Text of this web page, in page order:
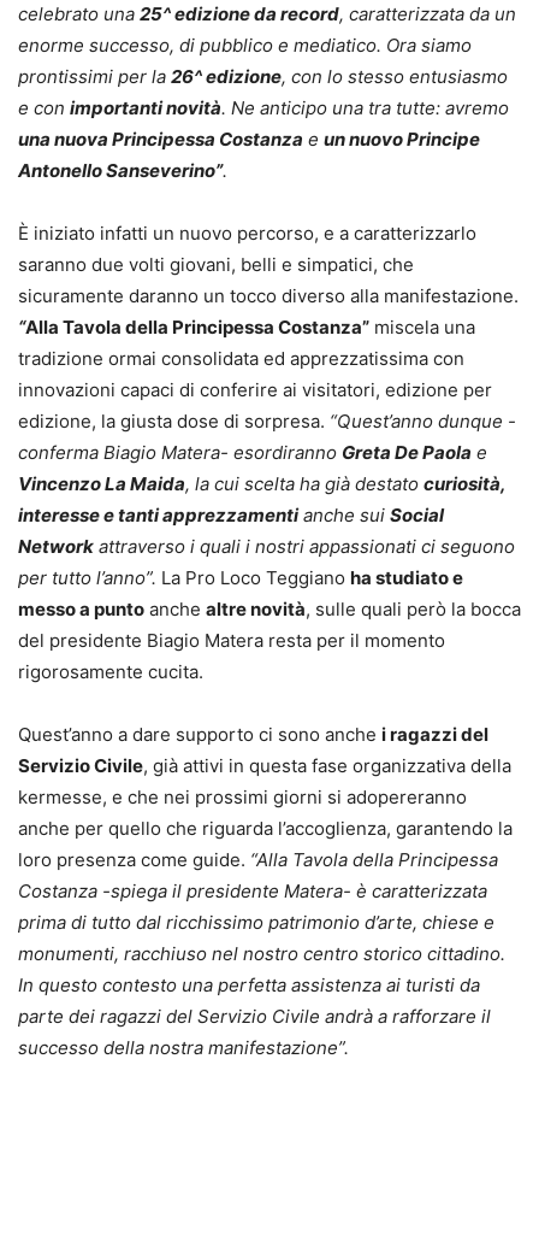
celebrato una 25^ edizione da record, caratterizzata da un
enorme successo, di pubblico e mediatico. Ora siamo
prontissimi per la 26^ edizione, con lo stesso entusiasmo
e con importanti novità. Ne anticipo una tra tutte: avremo
una nuova Principessa Costanza e un nuovo Principe
Antonello Sanseverino”.
È iniziato infatti un nuovo percorso, e a caratterizzarlo
saranno due volti giovani, belli e simpatici, che
sicuramente daranno un tocco diverso alla manifestazione.
“Alla Tavola della Principessa Costanza” miscela una
tradizione ormai consolidata ed apprezzatissima con
innovazioni capaci di conferire ai visitatori, edizione per
edizione, la giusta dose di sorpresa. “Quest’anno dunque -
conferma Biagio Matera- esordiranno Greta De Paola e
Vincenzo La Maida, la cui scelta ha già destato curiosità,
interesse e tanti apprezzamentianche sui Social
Network attraverso i quali i nostri appassionati ci seguono
per tutto l’anno”. La Pro Loco Teggiano ha studiato e
messo a punto anche altre novità, sulle quali però la bocca
del presidente Biagio Matera resta per il momento
rigorosamente cucita.
Quest’anno a dare supporto ci sono anche i ragazzi del
Servizio Civile, già attivi in questa fase organizzativa della
kermesse, e che nei prossimi giorni si adopereranno
anche per quello che riguarda l’accoglienza, garantendo la
loro presenza come guide. “Alla Tavola della Principessa
Costanza -spiega il presidente Matera- è caratterizzata
prima di tutto dal ricchissimo patrimonio d’arte, chiese e
monumenti, racchiuso nel nostro centro storico cittadino.
In questo contesto una perfetta assistenza ai turisti da
parte dei ragazzi del Servizio Civile andrà a rafforzare il
successo della nostra manifestazione”.